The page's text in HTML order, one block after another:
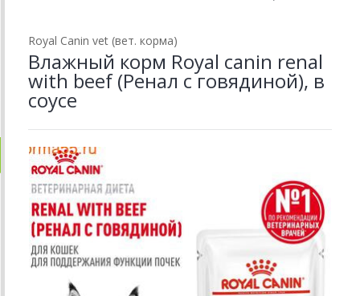
Royal Canin vet (вет. корма)
Влажный корм Royal canin renal
with beef (Ренал с говядиной), в
соусе